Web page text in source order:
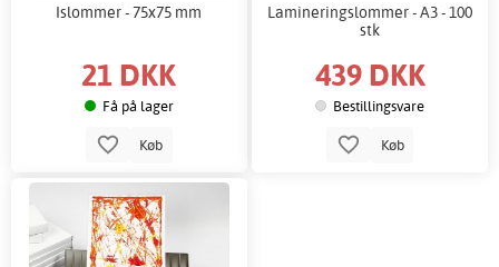
Islommer - 75x75 mm
21 DKK
Få på lager
Køb
Lamineringslommer - A3 - 100
stk
439 DKK
Bestillingsvare
Køb